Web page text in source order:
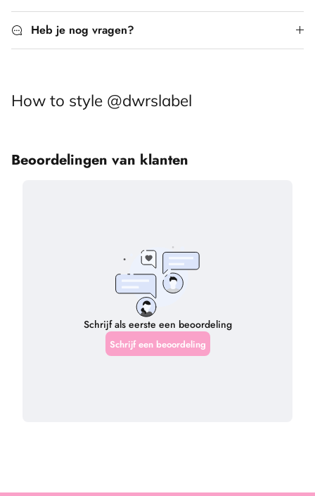
Heb je nog vragen?
How to style @dwrslabel